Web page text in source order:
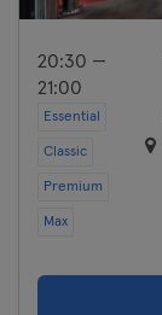
20:30 —
21:00
Essential
Classic
Premium
Max